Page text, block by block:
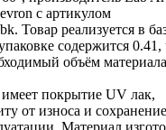
с артикулом
Товар реализуется в
содержится 0.41,
объём
покрытие UV лак,
от износа и
Материал